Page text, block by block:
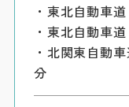
・東北自動車
・東北自動車
・北関東自動
分